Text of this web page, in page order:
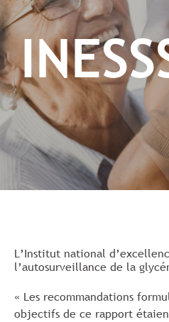
L’Institut national
l’autosurveillance de la
« Les recommandations
objectifs de ce rapport